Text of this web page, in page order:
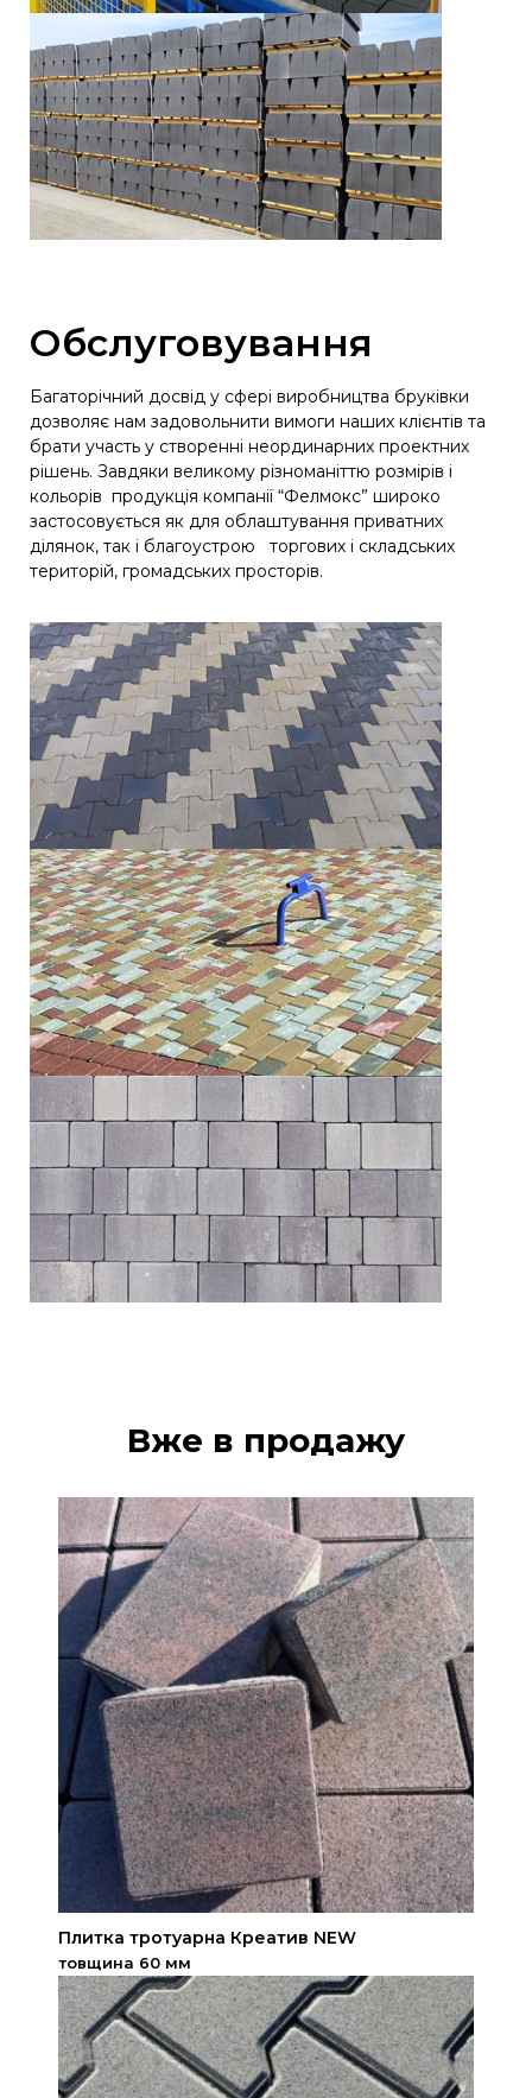
Обслуговування
Багаторічний досвід у сфері виробництва бруківки
дозволяє нам задовольнити вимоги наших клієнтів та
брати участь у створенні неординарних проектних
рішень. Завдяки великому різноманіттю розмірів і
кольорів продукція компанії “Фелмокс” широко
застосовується як для облаштування приватних
ділянок, так і благоустрою торгових і складських
територій, громадських просторів.
Вже в продажу
Плитка тротуарна Креатив NEW
товщина 60 мм